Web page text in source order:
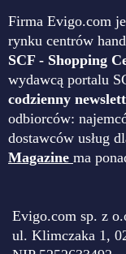
Firma Evigo.com
rynku centrów
SCF - Shopping
wydawcą portalu
codzienny
odbiorców:
dostawców usług
Magazine ma
Evigo.com sp. z
ul. Klimczaka 1,